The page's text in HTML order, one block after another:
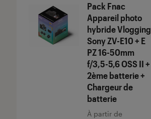
Pack Fnac
Appareil photo
hybride Vlogging
Sony ZV-E10 + E
PZ 16-50mm
f/3,5-5,6 OSS II +
2ème batterie +
Chargeur de
batterie
À partir de